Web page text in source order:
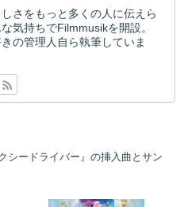
さをもっと多くの人に伝えら
気持ちでFilmmusikを開設。
の管理人自ら執筆していま
クシードライバー』の挿入曲とサン